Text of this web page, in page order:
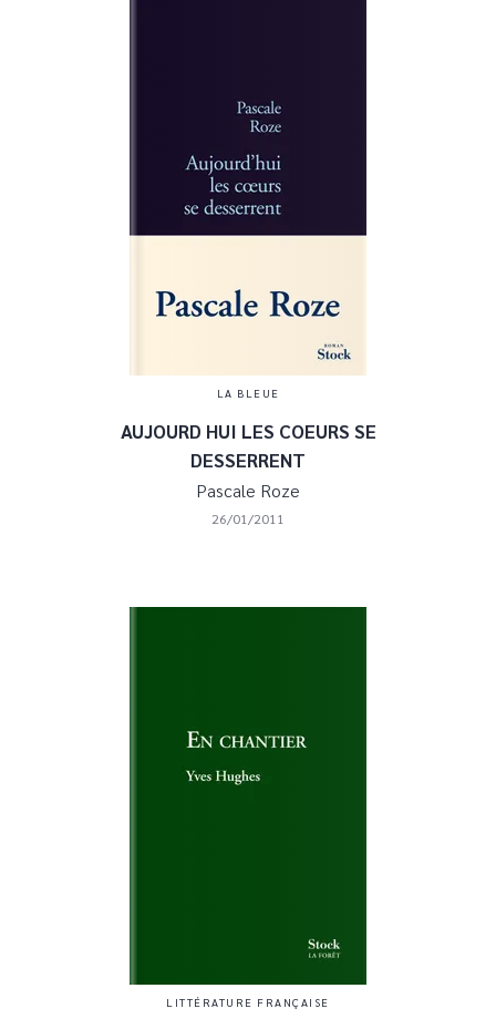
LA BLEUE
AUJOURD HUI LES COEURS SE
DESSERRENT
Pascale Roze
26/01/2011
LITTÉRATURE FRANÇAISE